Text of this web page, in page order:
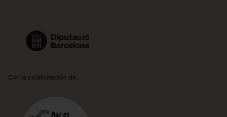
Con la colaboración de: